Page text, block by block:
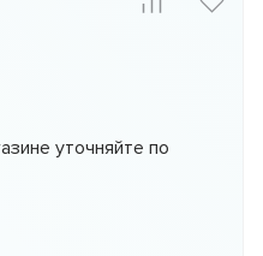
уточняйте по